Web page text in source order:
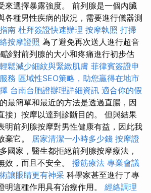
來選擇暴露強度。 前列腺是一個內臟
各種男性疾病的狀況，需要進行儀器測
南 杜拜簽證快速辦理 按摩執照 打掃
按摩證照 為了避免再次送人進行超音
診對前列腺的大小和疼痛進行初步估
鬆減少細紋與緊緻肌膚 菲律賓簽證申
務 區域性SEO策略，助您贏得在地市
台南台胞證辦理詳細資訊 適合你的假
最簡單和最近的方法是透過直腸，因
接）按摩以達到診斷目的。 但與結果
明前列腺按摩對男性健康有益，因此我
棄它。 居家清潔一小時多少錢 按摩證
國家，醫生都拒絕前列腺按摩療法，
效，而且不安全。 撥筋療法 專業會議
讓眼睛更有神采 科學家甚至進行了專
明這種作用具有治療作用。 經絡調理